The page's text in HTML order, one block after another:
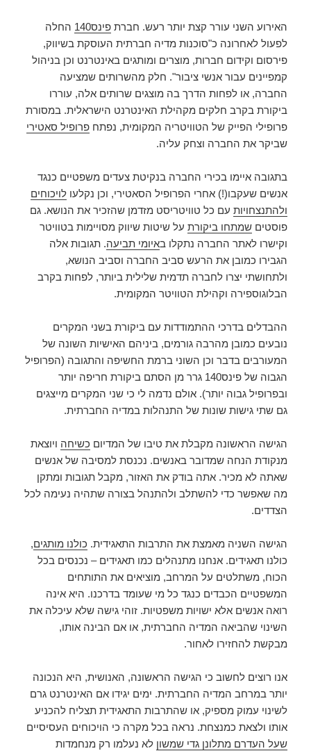
האירוע השני עורר קצת יותר רעש. חברתפינס140
החלה
לפעול לאחרונה כ"סוכנות מדיה חברתית העוסקת בשיווק,
פירסום וקידום חברות, מוצרים ומותגים באינטרנט וכן בניהול
קמפיינים עבור אנשי ציבור". חלק מהשרותים שמציעה
החברה, או לפחות הדרך בה מוצגים שרותים אלה, עוררו
ביקורת בקרב חלקים מקהילת האינטרנט הישראלית. במסורת
פרופילי הפייק של הטוויטריה המקומית, נפתחפרופיל סאטירי
שביקר את החברה וצחק עליה.
בתגובה איימו בכירי החברה בנקיטת צעדים משפטיים כנגד
אנשים שעקבו(!) אחרי הפרופיל הסאטירי, וכן נקלעולויכוחים
ולהתנצחויות עם כל טוויטריסט מזדמן שהזכיר את הנושא. גם
פוסטיםשמתחו ביקורת על שיטות שיווק מסויימות בטוויטר
וקישרו לאתר החברה נתקלו באיומי תביעה. תגובות אלה
הגבירו כמובן את הרעש סביב החברה וסביב הנושא,
ולתחושתי יצרו לחברה תדמית שלילית ביותר, לפחות בקרב
הבלוגוספירה וקהילת הטוויטר המקומית.
ההבדלים בדרכי ההתמודדות עם ביקורת בשני המקרים
נובעים כמובן מהרבה גורמים, ביניהם האישיות השונה של
המעורבים בדבר וכן השוני ברמת החשיפה והתגובה (הפרופיל
הגבוה של פינס140 גרר מן הסתם ביקורת חריפה יותר
ובפרופיל גבוה יותר). אולם נדמה לי כי שני המקרים מייצגים
גם שתי גישות שונות של התנהלות במדיה החברתית.
הגישה הראשונה מקבלת את טיבו של המדיום כשיחה ויוצאת
מנקודת הנחה שמדובר באנשים. נכנסת למסיבה של אנשים
שאתה לא מכיר. אתה בודק את האזור, מקבל תגובות ומתקן
מה שאפשר כדי להשתלב ולהתנהל בצורה שתהיה נעימה לכל
הצדדים.
הגישה השניה מאמצת את התרבות התאגידית. כולנו מותגים,
כולנו תאגידים. אנחנו מתנהלים כמו תאגידים – נכנסים בכל
הכוח, משתלטים על המרחב, מוציאים את התותחים
המשפטיים הכבדים כנגד כל מי שעומד בדרכנו. היא אינה
רואה אנשים אלא ישויות משפטיות. זוהי גישה שלא עיכלה את
השינוי שהביאה המדיה החברתית, או אם הבינה אותו,
מבקשת להחזירו לאחור.
אנו רוצים לחשוב כי הגישה הראשונה, האנושית, היא הנכונה
יותר במרחב המדיה החברתית. ימים יגידו אם האינטרנט גרם
לשינוי עמוק מספיק, או שהתרבות התאגידית תצליח להכניע
אותו ולצאת כמנצחת. נראה בכל מקרה כי הויכוחים העסיסיים
שעל העדרם מתלונן גדי שמשון לא נעלמו רק מנחמדות